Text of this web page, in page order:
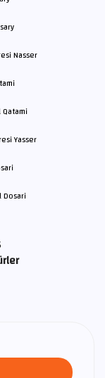
Qatami
Dosari